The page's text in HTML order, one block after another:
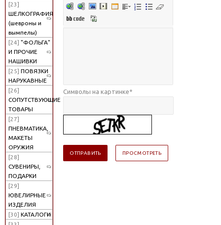
[23]
ШЕЛКОГРАФИЯ
(шевроны и
вымпелы)
[24] "ФОЛЬГА"
И ПРОЧИЕ
НАШИВКИ
[25] ПОВЯЗКИ
НАРУКАВНЫЕ
[26]
СОПУТСТВУЮЩИЕ
ТОВАРЫ
[27]
ПНЕВМАТИКА,
МАКЕТЫ
ОРУЖИЯ
[28]
СУВЕНИРЫ,
ПОДАРКИ
[29]
ЮВЕЛИРНЫЕ
ИЗДЕЛИЯ
[30] КАТАЛОГИ
Символы на картинке*